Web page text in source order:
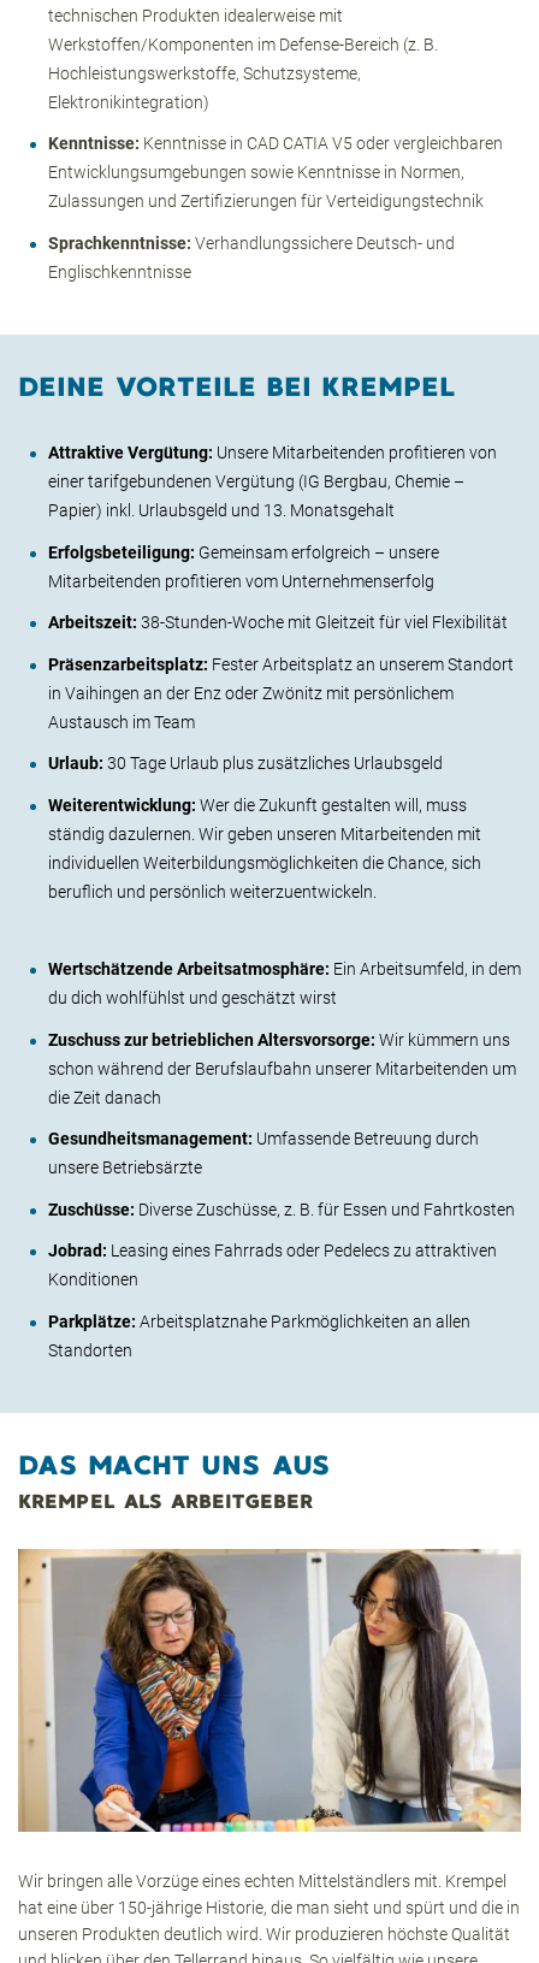
technischen Produkten idealerweise mit
Werkstoffen/Komponenten im Defense-Bereich (z. B.
Hochleistungswerkstoffe, Schutzsysteme,
Elektronikintegration)
Kenntnisse: Kenntnisse in CAD CATIA V5 oder vergleichbaren
Entwicklungsumgebungen sowie Kenntnisse in Normen,
Zulassungen und Zertifizierungen für Verteidigungstechnik
Sprachkenntnisse: Verhandlungssichere Deutsch- und
Englischkenntnisse
DEINE VORTEILE BEI KREMPEL
Attraktive Vergütung: Unsere Mitarbeitenden profitieren von
einer tarifgebundenen Vergütung (IG Bergbau, Chemie –
Papier) inkl. Urlaubsgeld und 13. Monatsgehalt
Erfolgsbeteiligung: Gemeinsam erfolgreich – unsere
Mitarbeitenden profitieren vom Unternehmenserfolg
Arbeitszeit: 38-Stunden-Woche mit Gleitzeit für viel Flexibilität
Präsenzarbeitsplatz: Fester Arbeitsplatz an unserem Standort
in Vaihingen an der Enz oder Zwönitz mit persönlichem
Austausch im Team
Urlaub: 30 Tage Urlaub plus zusätzliches Urlaubsgeld
Weiterentwicklung: Wer die Zukunft gestalten will, muss
ständig dazulernen. Wir geben unseren Mitarbeitenden mit
individuellen Weiterbildungsmöglichkeiten die Chance, sich
beruflich und persönlich weiterzuentwickeln.
Wertschätzende Arbeitsatmosphäre: Ein Arbeitsumfeld, in dem
du dich wohlfühlst und geschätzt wirst
Zuschuss zur betrieblichen Altersvorsorge: Wir kümmern uns
schon während der Berufslaufbahn unserer Mitarbeitenden um
die Zeit danach
Gesundheitsmanagement: Umfassende Betreuung durch
unsere Betriebsärzte
Zuschüsse: Diverse Zuschüsse, z. B. für Essen und Fahrtkosten
Jobrad: Leasing eines Fahrrads oder Pedelecs zu attraktiven
Konditionen
Parkplätze: Arbeitsplatznahe Parkmöglichkeiten an allen
Standorten
DAS MACHT UNS AUS
KREMPEL ALS ARBEITGEBER
Wir bringen alle Vorzüge eines echten Mittelständlers mit. Krempel
hat eine über 150-jährige Historie, die man sieht und spürt und die in
unseren Produkten deutlich wird. Wir produzieren höchste Qualität